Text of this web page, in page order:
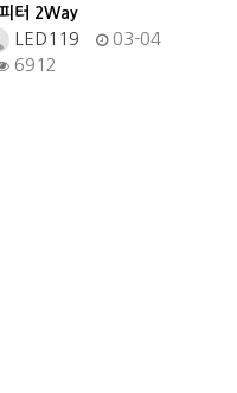
터 2Way
LED119
03-04
6912